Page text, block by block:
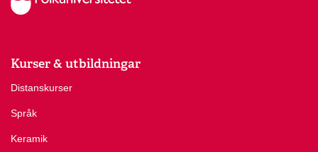
Kurser & utbildningar
Distanskurser
Språk
Keramik